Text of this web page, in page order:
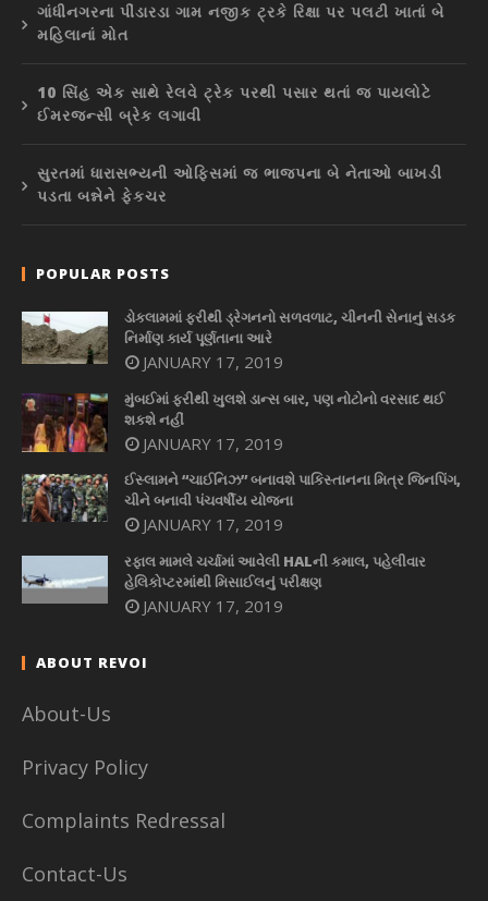
ગાંધીનગરના પીંડારડા ગામ નજીક ટ્રકે રિક્ષા પર પલટી ખાતાં બે
મહિલાનાં મોત
10 સિંહ એક સાથે રેલવે ટ્રેક પરથી પસાર થતાં જ પાયલોટે
ઈમરજન્સી બ્રેક લગાવી
સુરતમાં ધારાસભ્યની ઓફિસમાં જ ભાજપના બે નેતાઓ બાખડી
પડતા બન્નેને ફેકચર
POPULAR POSTS
ડોકલામમાં ફરીથી ડ્રેગનનો સળવળાટ, ચીનની સેનાનું સડક
નિર્માણ કાર્ય પૂર્ણતાના આરે
JANUARY 17, 2019
મુંબઈમાં ફરીથી ખુલશે ડાન્સ બાર, પણ નોટોનો વરસાદ થઈ
શકશે નહીં
JANUARY 17, 2019
ઈસ્લામને “ચાઈનિઝ” બનાવશે પાકિસ્તાનના મિત્ર જિનપિંગ,
ચીને બનાવી પંચવર્ષીય યોજના
JANUARY 17, 2019
રફાલ મામલે ચર્ચામાં આવેલી HALની કમાલ, પહેલીવાર
હેલિકોપ્ટરમાંથી મિસાઈલનું પરીક્ષણ
JANUARY 17, 2019
ABOUT REVOI
About-Us
Privacy Policy
Complaints Redressal
Contact-Us